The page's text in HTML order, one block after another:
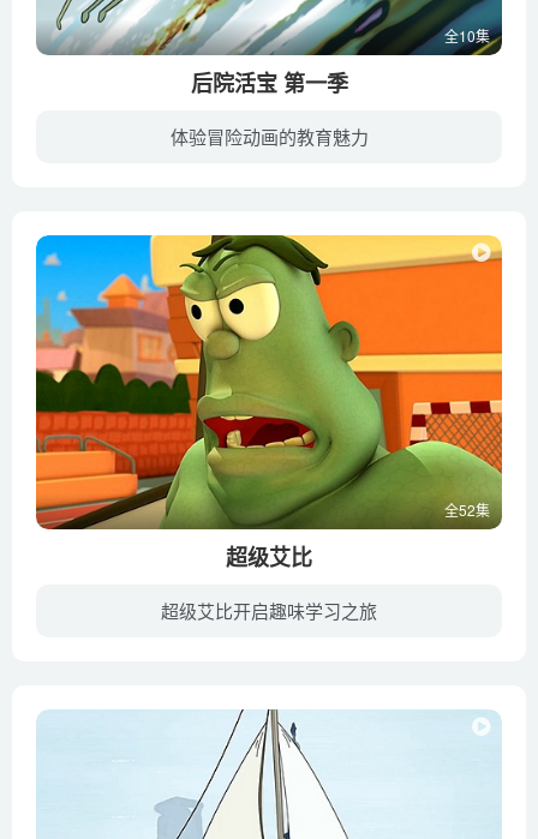
全10集
后院活宝 第一季
体验冒险动画的教育魅力
全52集
超级艾比
超级艾比开启趣味学习之旅